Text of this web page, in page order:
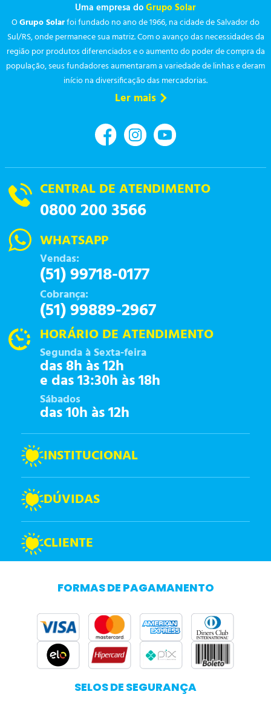
Uma empresa doGrupo Solar
OGrupo Solarfoi fundado no ano de 1966, na cidade de Salvador do
Sul/RS, onde permanece sua matriz. Com o avanço das necessidades da
região por produtos diferenciados e o aumento do poder de compra da
população, seus fundadores aumentaram a variedade de linhas e deram
início na diversificação das mercadorias.
Ler mais
CENTRAL DE ATENDIMENTO
0800 200 3566
WHATSAPP
Vendas:
(51) 99718-0177
Cobrança:
(51) 99889-2967
HORÁRIO DE ATENDIMENTO
Segunda à Sexta-feira
das 8h às 12h
e das 13:30h às 18h
Sábados
das 10h às 12h
INSTITUCIONAL
DÚVIDAS
CLIENTE
FORMAS DE PAGAMANENTO
SELOS DE SEGURANÇA